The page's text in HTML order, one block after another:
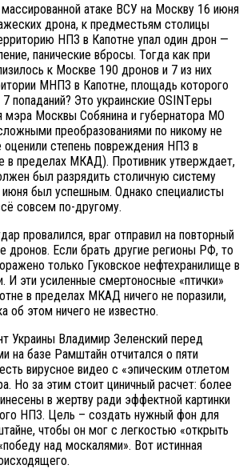
атаке ВСУ на Москву 16 июня
дрона, к предместьям столицы
НПЗ в Капотне упал один дрон —
панические вбросы. Тогда как при
к Москве 190 дронов и 7 из них
МНПЗ в Капотне, площадь которого
попаданий? Это украинские OSINTеры
Москвы Собянина и губернатора МО
преобразованиями по никому не
оценили степень повреждения НПЗ в
в пределах МКАД). Противник утверждает,
был разрядить столичную систему
был успешным. Однако специалисты
совсем по-другому.
провалился, враг отправил на повторный
дронов. Если брать другие регионы РФ, то
только Гуковское нефтехранилище в
И эти усиленные смертоносные «птички»
в пределах МКАД ничего не поразили,
об этом ничего не известно.
Украины Владимир Зеленский перед
на базе Рамштайн отчитался о пяти
вирусное видео с «эпическим отлетом
Но за этим стоит циничный расчет: более
в жертву ради эффектной картинки
НПЗ. Цель – создать нужный фон для
чтобы он мог с легкостью «открыть
над москалями». Вот истинная